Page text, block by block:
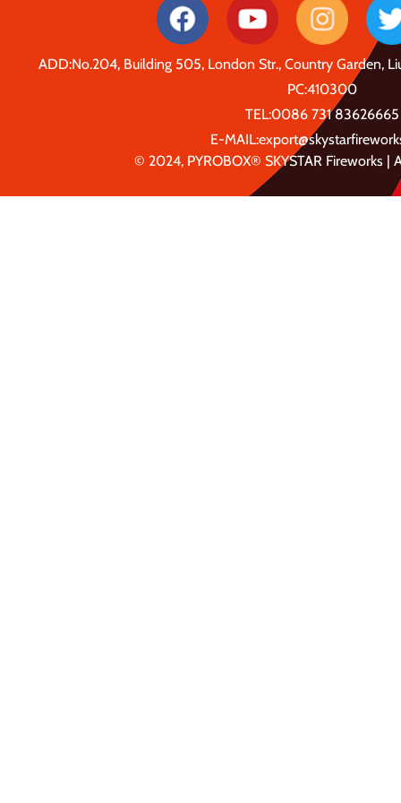
ADD:No.204, Building 505, London Str., Country Garden,
PC:410300
TEL:0086 731 83626665
E-
© 2024, PYROBOX® SKYSTAR Fireworks |